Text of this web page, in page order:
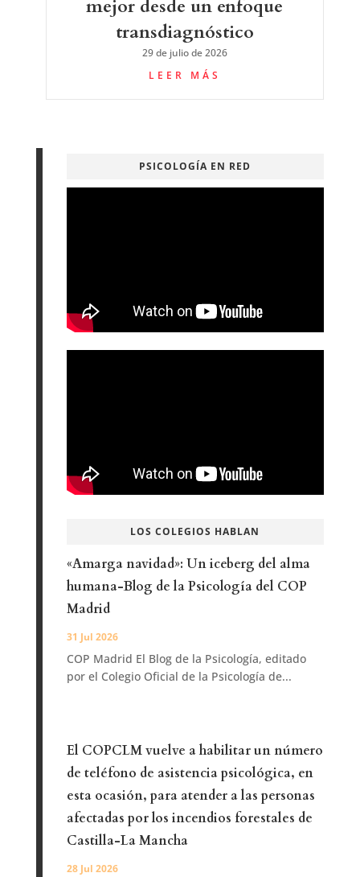
mejor desde un enfoque
transdiagnóstico
29 de julio de 2026
LEER MÁS
PSICOLOGÍA EN RED
LOS COLEGIOS HABLAN
«Amarga navidad»: Un iceberg del alma
humana-Blog de la Psicología del COP
Madrid
31 Jul 2026
COP Madrid El Blog de la Psicología, editado
por el Colegio Oficial de la Psicología de...
El COPCLM vuelve a habilitar un número
de teléfono de asistencia psicológica, en
esta ocasión, para atender a las personas
afectadas por los incendios forestales de
Castilla-La Mancha
28 Jul 2026